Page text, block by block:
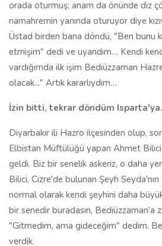
Elbistan Müftülüğü yapan Ahmet Bilici
geldi. Biz bir senelik askeriz, o daha
Bilici, Cizre'de bulunan Şeyh Seyda'nın
normal olarak kendi şeyhini daha
bir senedir buradasın, Bediüzzaman'a
"Gitmedim, ama gideceğim" dedim.
verdik.
Şimdi müze olan eve vardık, baktık;
ile bir polis bekliyor. Sivil gidersen
müdahale ediyordu. "Kimsin, nereden
diye... Neyse biz bir aralık
kadın duruyordu. Sonradan onun ev
olduğunu öğrendik. "Biz
gelmiştik?" dedik. Bize: "Evladım,
Emirdağ'ına gitmişti. Buralarda fazla